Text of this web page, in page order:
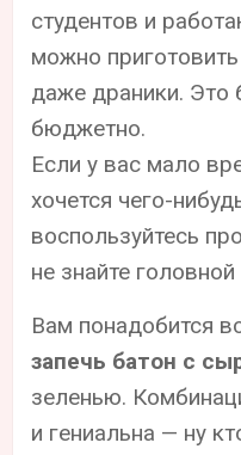
студентов и
можно приготовить
даже драники. Это
бюджетно.
Если у вас мало
хочется чего-
воспользуйтесь
не знайте
Вам понадобится
запечь батон с
зеленью.
и гениальна — ну